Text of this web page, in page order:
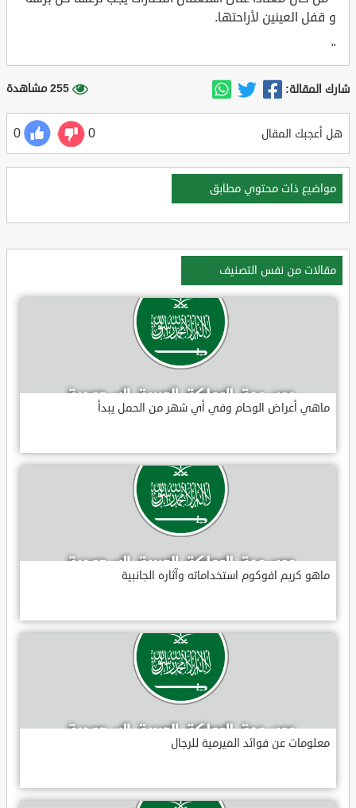
و قفل العينين لأراحتها.
"
شارك المقالة: 255 مشاهدة
هل أعجبك المقال 0
0
مواضيع ذات محتوي مطابق
مقالات من نفس التصنيف
ماهي أعراض الوحام وفي أي شهر من الحمل يبدأ
ماهو كريم افوكوم استخداماته وآثاره الجانبية
معلومات عن فوائد الميرمية للرجال